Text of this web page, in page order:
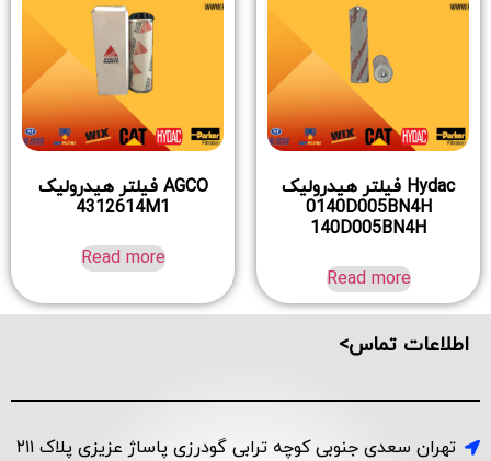
Hydac فیلتر هیدرولیک
0140D005BN4H
140D005BN4H
Read more
AGCO فیلتر هیدرولیک
4312614M1
Read more
اطلاعات تماس>
تهران سعدی جنوبی کوچه ترابی گودرزی پاساژ عزیزی پلاک ۲۱۱